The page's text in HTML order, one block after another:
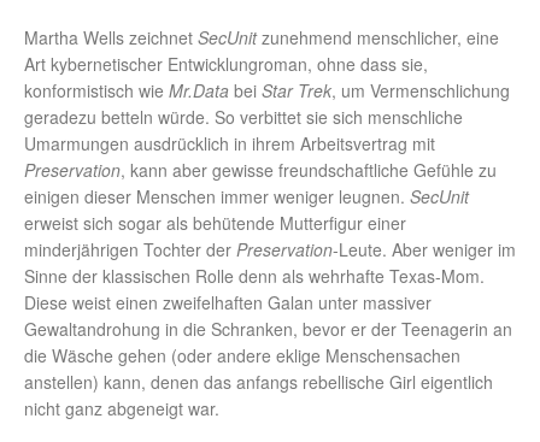
Martha Wells zeichnet SecUnitzunehmend menschlicher, eine
Art kybernetischer Entwicklungroman, ohne dass sie,
konformistisch wie Mr.Data bei Star Trek, um Vermenschlichung
geradezu betteln würde. So verbittet sie sich menschliche
Umarmungen ausdrücklich in ihrem Arbeitsvertrag mit
Preservation, kann aber gewisse freundschaftliche Gefühle zu
einigen dieser Menschen immer weniger leugnen. SecUnit
erweist sich sogar als behütende Mutterfigur einer
minderjährigen Tochter der Preservation-Leute. Aber weniger im
Sinne der klassischen Rolle denn als wehrhafte Texas-Mom.
Diese weist einen zweifelhaften Galan unter massiver
Gewaltandrohung in die Schranken, bevor er der Teenagerin an
die Wäsche gehen (oder andere eklige Menschensachen
anstellen) kann, denen das anfangs rebellische Girl eigentlich
nicht ganz abgeneigt war.